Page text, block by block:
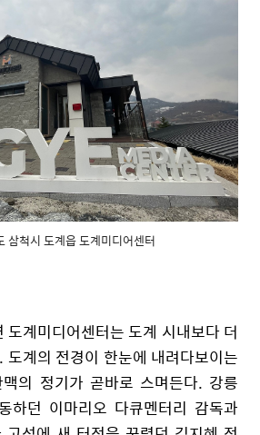
척시 도계읍 도계미디어센터
계미디어센터는 도계 시내보다 더
도계의 전경이 한눈에 내려다보이는
의 정기가 곧바로 스며든다. 강릉
하던 이마리오 다큐멘터리 감독과